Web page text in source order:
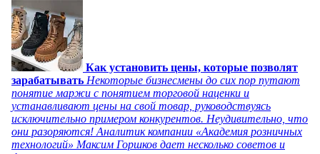
Как установить цены, которые позволят
зарабатывать Некоторые бизнесмены до сих пор путают
понятие маржи с понятием торговой наценки и
устанавливают цены на свой товар, руководствуясь
исключительно примером конкурентов. Неудивительно, что
они разоряются! Аналитик компании «Академия розничных
технологий» Максим Горшков дает несколько советов и